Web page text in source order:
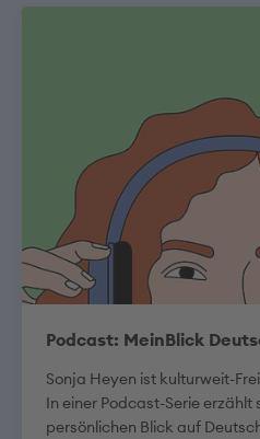
Podcast: MeinBlick
Sonja Heyen ist kulturweit-
In einer Podcast-Serie erzählt
persönlichen Blick auf